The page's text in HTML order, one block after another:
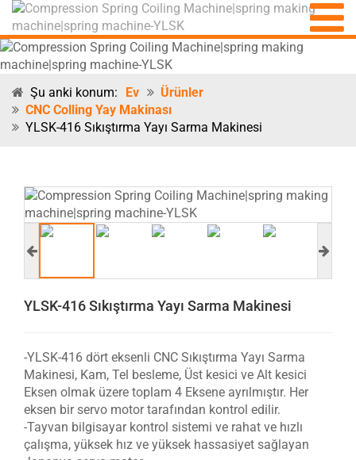
Şu anki konum: Ev
Ürünler
CNC Colling Yay Makinası
YLSK-416 Sıkıştırma Yayı Sarma Makinesi
YLSK-416 Sıkıştırma Yayı Sarma Makinesi
-YLSK-416 dört eksenli CNC Sıkıştırma Yayı Sarma
Makinesi, Kam, Tel besleme, Üst kesici ve Alt kesici
Eksen olmak üzere toplam 4 Eksene ayrılmıştır. Her
eksen bir servo motor tarafından kontrol edilir.
-Tayvan bilgisayar kontrol sistemi ve rahat ve hızlı
çalışma, yüksek hız ve yüksek hassasiyet sağlayan